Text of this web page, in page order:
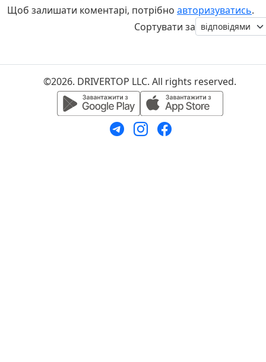
Щоб залишати коментарі, потрібно авторизуватись.
Сортувати за
©2026. DRIVERTOP LLC. All rights reserved.